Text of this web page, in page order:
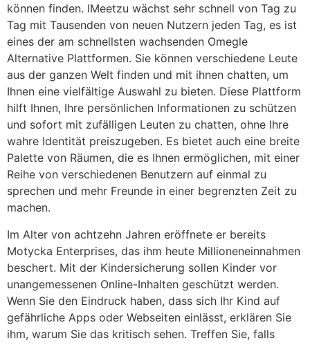
können finden. IMeetzu wächst sehr schnell von Tag zu
Tag mit Tausenden von neuen Nutzern jeden Tag, es ist
eines der am schnellsten wachsenden Omegle
Alternative Plattformen. Sie können verschiedene Leute
aus der ganzen Welt finden und mit ihnen chatten, um
Ihnen eine vielfältige Auswahl zu bieten. Diese Plattform
hilft Ihnen, Ihre persönlichen Informationen zu schützen
und sofort mit zufälligen Leuten zu chatten, ohne Ihre
wahre Identität preiszugeben. Es bietet auch eine breite
Palette von Räumen, die es Ihnen ermöglichen, mit einer
Reihe von verschiedenen Benutzern auf einmal zu
sprechen und mehr Freunde in einer begrenzten Zeit zu
machen.
Im Alter von achtzehn Jahren eröffnete er bereits
Motycka Enterprises, das ihm heute Millioneneinnahmen
beschert. Mit der Kindersicherung sollen Kinder vor
unangemessenen Online-Inhalten geschützt werden.
Wenn Sie den Eindruck haben, dass sich Ihr Kind auf
gefährliche Apps oder Webseiten einlässt, erklären Sie
ihm, warum Sie das kritisch sehen. Treffen Sie, falls